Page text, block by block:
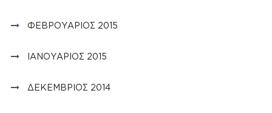
ΦΕΒΡΟΥΆΡΙΟΣ 2015
ΙΑΝΟΥΆΡΙΟΣ 2015
ΔΕΚΈΜΒΡΙΟΣ 2014